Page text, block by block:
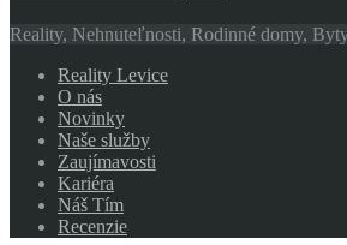
Reality, Nehnuteľnosti, Rodinné domy,
Reality Levice
O nás
Novinky
Naše služby
Zaujímavosti
Kariéra
Náš Tím
Recenzie